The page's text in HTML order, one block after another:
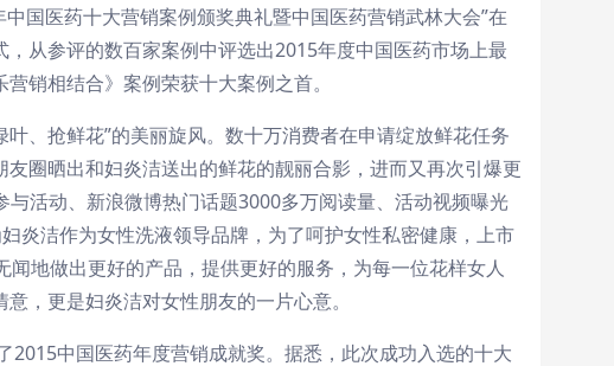
国医药十大营销案例颁奖典礼暨中国医药营销武林大会”在
从参评的数百家案例中评选出2015年度中国医药市场上最
销相结合》案例荣获十大案例之首。
、抢鲜花”的美丽旋风。数十万消费者在申请绽放鲜花任务
圈晒出和妇炎洁送出的鲜花的靓丽合影，进而又再次引爆更
活动、新浪微博热门话题3000多万阅读量、活动视频曝光
洁作为女性洗液领导品牌，为了呵护女性私密健康，上市
地做出更好的产品，提供更好的服务，为每一位花样女人
，更是妇炎洁对女性朋友的一片心意。
中国医药年度营销成就奖。据悉，此次成功入选的十大